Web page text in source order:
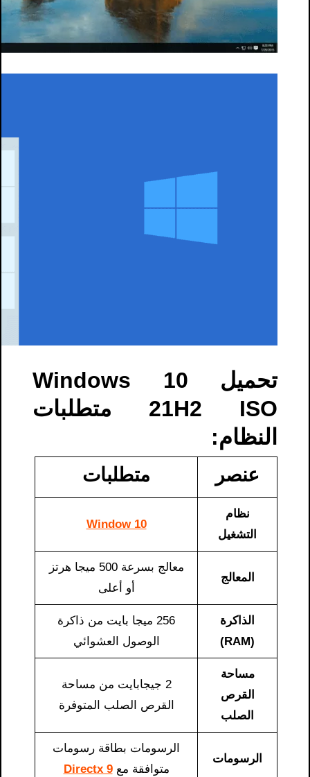
تحميل Windows 10
21H2 ISO متطلبات
النظام:
عنصر متطلبات
نظام
التشغيل
Window 10
المعالج
معالج بسرعة 500 ميجا هرتز
أو أعلى
الذاكرة
(RAM)
256 ميجا بايت من ذاكرة
الوصول العشوائي
مساحة
القرص
الصلب
2 جيجابايت من مساحة
القرص الصلب المتوفرة
الرسومات
الرسومات بطاقة رسومات
متوافقة معDirectx 9